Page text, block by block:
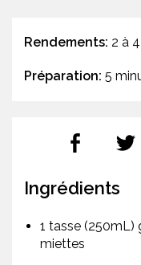
Rendements: 2 à
Préparation: 5
Ingrédients
1 tasse (250mL)
miettes